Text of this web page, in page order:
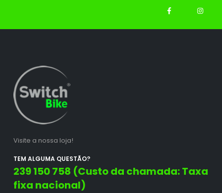
Visite a nossa loja!
TEM ALGUMA QUESTÃO?
239 150 758 (Custo da chamada: Taxa
fixa nacional)